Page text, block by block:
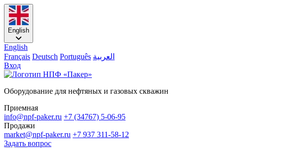
English
English
Français Deutsch Português العربية
Вход
Оборудование для нефтяных и газовых скважин
Приемная
info@npf-paker.ru +7 (34767) 5-06-95
Продажи
market@npf-paker.ru +7 937 311-58-12
Задать вопрос